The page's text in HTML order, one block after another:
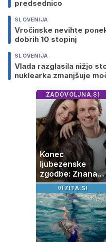
predsednico
SLOVENIJA
Vročinske nevihte
dobrih 10 stopinj
SLOVENIJA
Vlada razglasila nižjo
nuklearka zmanjšuje
ZADOVOLJNA.SI
Konec
ljubezenske
zgodbe: Znana
Slovenka
potrdila razhod
z dolgoletnim
partnerjem
VIZITA.SI